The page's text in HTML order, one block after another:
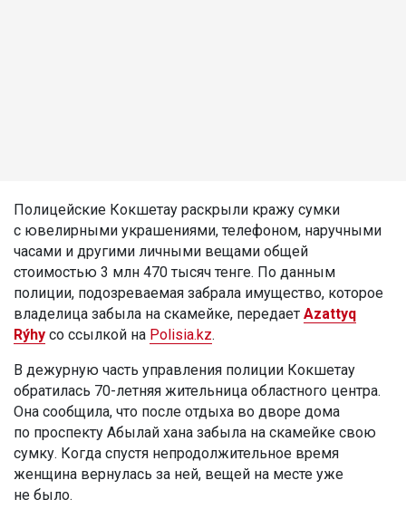
Полицейские Кокшетау раскрыли кражу сумки
с ювелирными украшениями, телефоном, наручными
часами и другими личными вещами общей
стоимостью 3 млн 470 тысяч тенге. По данным
полиции, подозреваемая забрала имущество, которое
владелица забыла на скамейке, передает Azattyq
Rýhy со ссылкой на Polisia.kz.
В дежурную часть управления полиции Кокшетау
обратилась 70-летняя жительница областного центра.
Она сообщила, что после отдыха во дворе дома
по проспекту Абылай хана забыла на скамейке свою
сумку. Когда спустя непродолжительное время
женщина вернулась за ней, вещей на месте уже
не было.